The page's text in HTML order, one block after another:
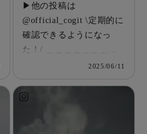
▶他の投稿は
@official_cogit \定期的に
確認できるようになっ
た！/ ＿＿＿＿＿＿＿＿
＿＿＿＿＿ COGIT防災
¥13,200(税込) ＿＿＿＿＿
2025/06/11